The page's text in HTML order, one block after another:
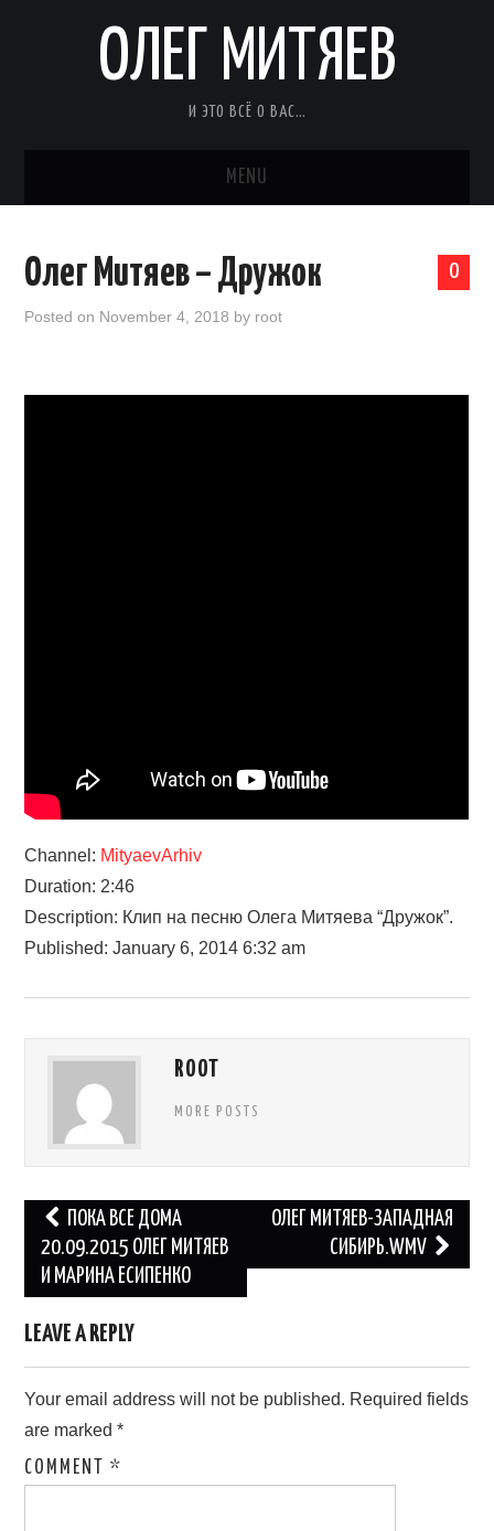
ОЛЕГ МИТЯЕВ
И ЭТО ВСЁ О ВАС…
MENU
0
Олег Митяев – Дружок
Posted on November 4, 2018 by root
Channel: MityaevArhiv
Duration: 2:46
Description: Клип на песню Олега Митяева “Дружок”.
Published: January 6, 2014 6:32 am
ROOT
MORE POSTS
Post
navigation
ПОКА ВСЕ ДОМА
20.09.2015 ОЛЕГ МИТЯЕВ
И МАРИНА ЕСИПЕНКО
ОЛЕГ МИТЯЕВ-ЗАПАДНАЯ
СИБИРЬ.WMV
LEAVE A REPLY
Your email address will not be published. Required fields
are marked*
COMMENT*